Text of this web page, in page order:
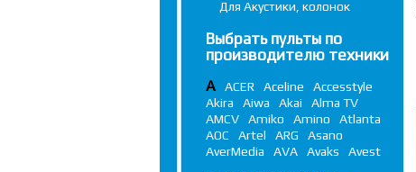
Для Акустики, колонок
Выбрать пульты по
производителю техники
A ACER Aceline
Accesstyle
Akira
Aiwa Akai
Alma TV
AMCV
Amiko Amino
Atlanta
AOC
Artel ARG
Asano
AverMedia
AVA Avaks Avest